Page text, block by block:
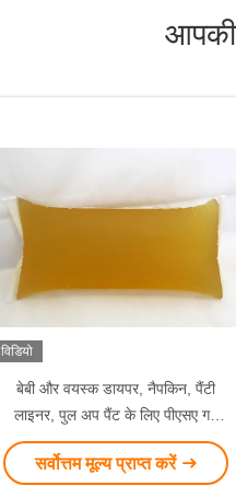
विडियो
बेबी और वयस्क डायपर, नैपकिन, पैंटी
लाइनर, पुल अप पैंट के लिए पीएसए गर्म
पिघल गोंद
सर्वोत्तम मूल्य प्राप्त करें